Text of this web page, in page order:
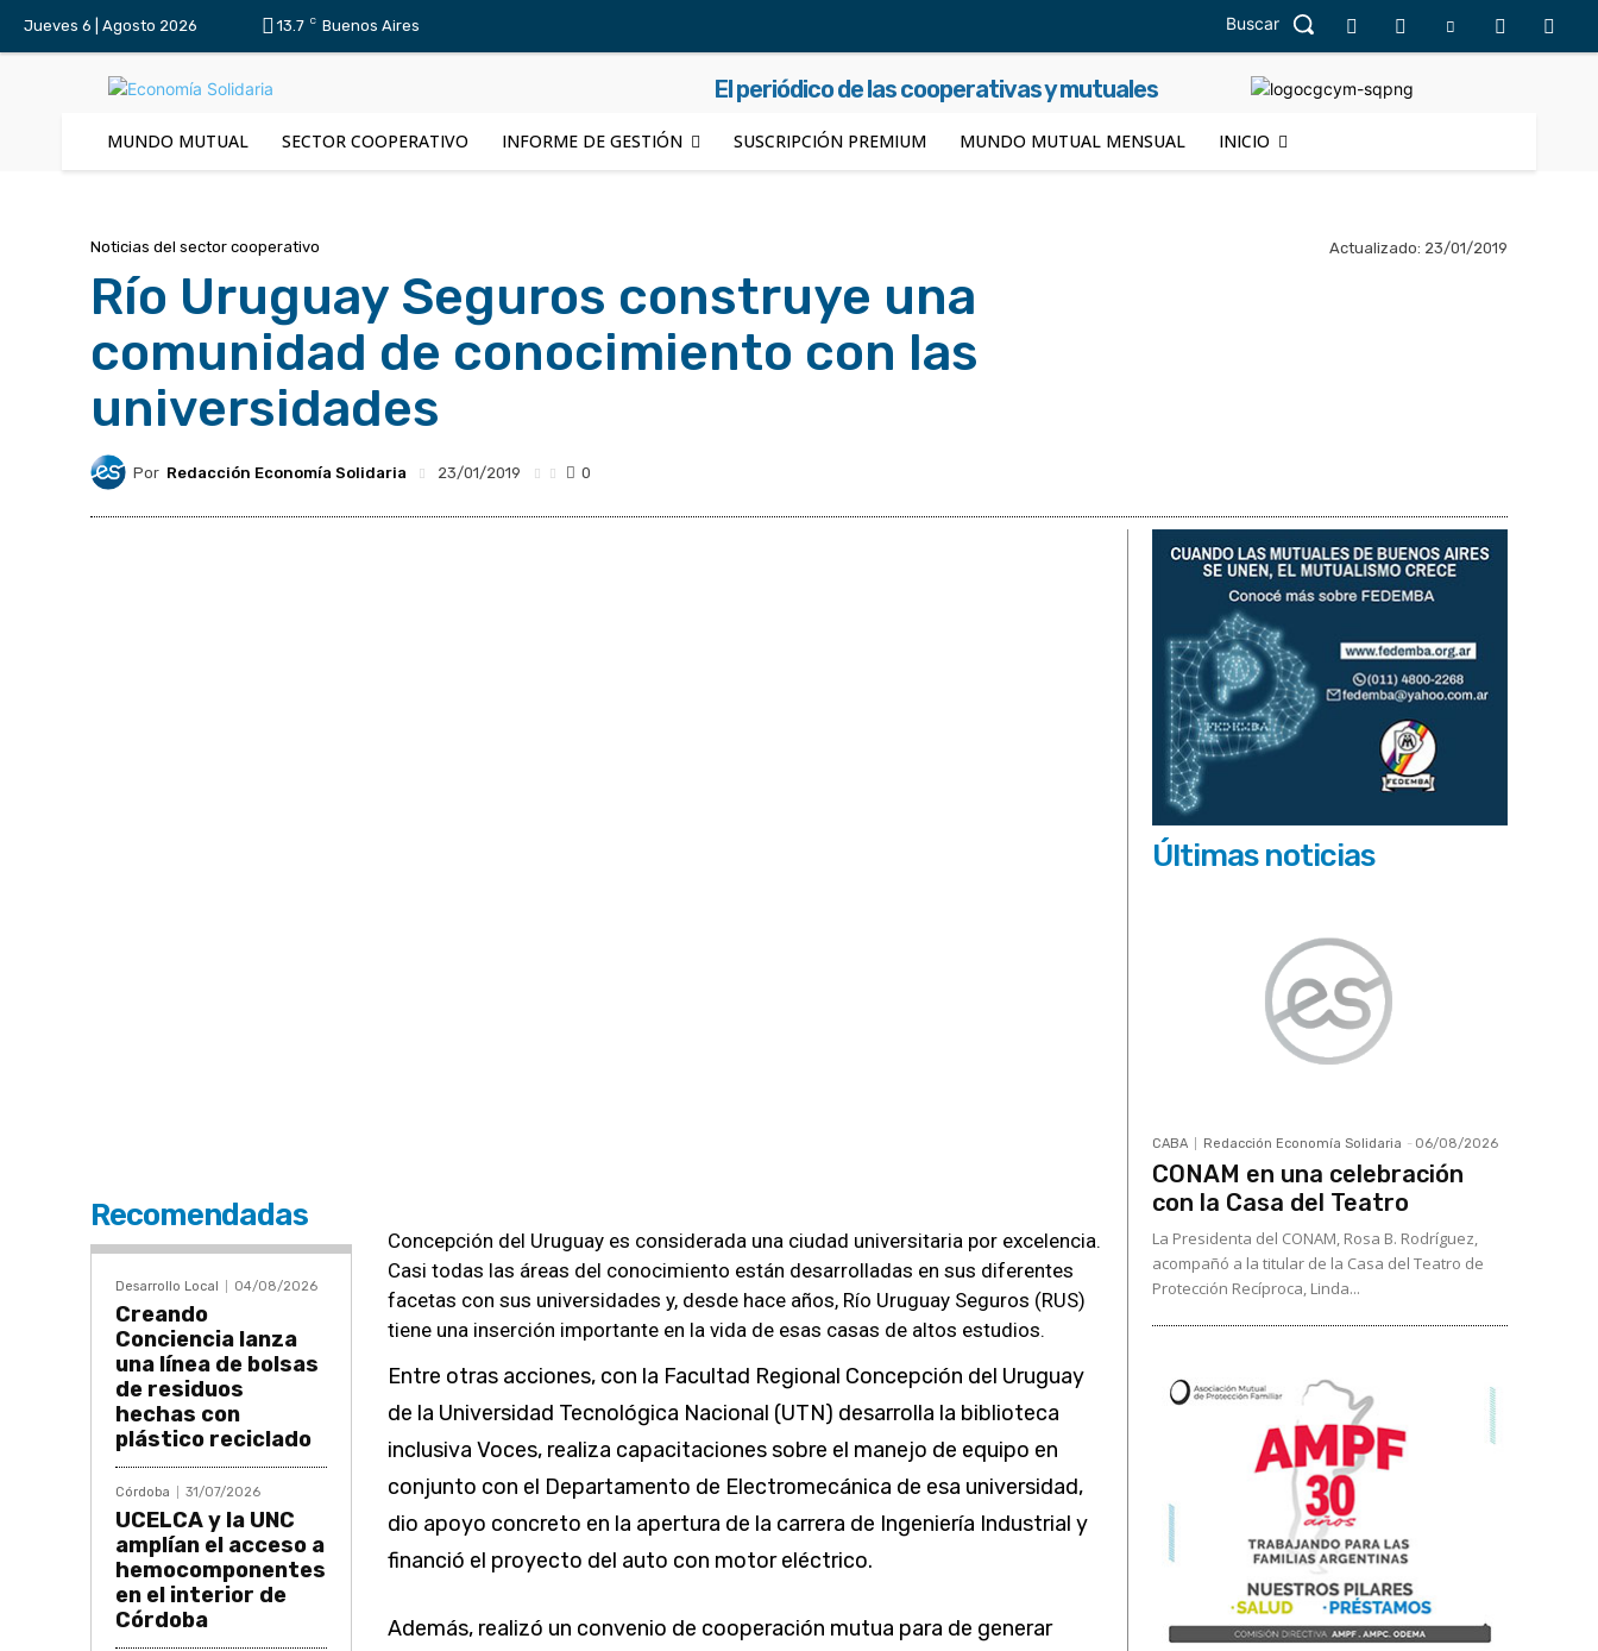
Jueves 6 | Agosto 2026 13.7 C Buenos Aires Buscar
El periódico de las cooperativas y mutuales
MUNDO MUTUAL SECTOR COOPERATIVO INFORME DE GESTIÓN SUSCRIPCIÓN PREMIUM MUNDO MUTUAL MENSUAL INICIO
Noticias del sector cooperativo Actualizado: 23/01/2019
Río Uruguay Seguros construye una
comunidad de conocimiento con las
universidades
Por Redacción Economía Solidaria 23/01/2019 0
Recomendadas
Desarrollo Local 04/08/2026
Creando
Conciencia lanza
una línea de bolsas
de residuos
hechas con
plástico reciclado
Córdoba 31/07/2026
UCELCA y la UNC
amplían el acceso a
hemocomponentes
en el interior de
Córdoba
Concepción del Uruguay es considerada una ciudad universitaria por excelencia.
Casi todas las áreas del conocimiento están desarrolladas en sus diferentes
facetas con sus universidades y, desde hace años, Río Uruguay Seguros (RUS)
tiene una inserción importante en la vida de esas casas de altos estudios.
Entre otras acciones, con la Facultad Regional Concepción del Uruguay
de la Universidad Tecnológica Nacional (UTN) desarrolla la biblioteca
inclusiva Voces, realiza capacitaciones sobre el manejo de equipo en
conjunto con el Departamento de Electromecánica de esa universidad,
dio apoyo concreto en la apertura de la carrera de Ingeniería Industrial y
financió el proyecto del auto con motor eléctrico.
Además, realizó un convenio de cooperación mutua para de generar
Últimas noticias
CABA Redacción Economía Solidaria - 06/08/2026
CONAM en una celebración
con la Casa del Teatro
La Presidenta del CONAM, Rosa B. Rodríguez,
acompañó a la titular de la Casa del Teatro de
Protección Recíproca, Linda...